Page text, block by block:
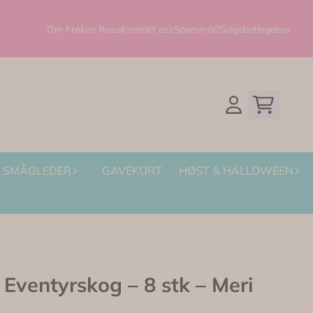
Om Frøken RosaKontakt ossSpørsmål?Salgsbetingelser
SMÅGLEDER GAVEKORT
HØST & HALLOWEEN
Eventyrskog – 8 stk – Meri